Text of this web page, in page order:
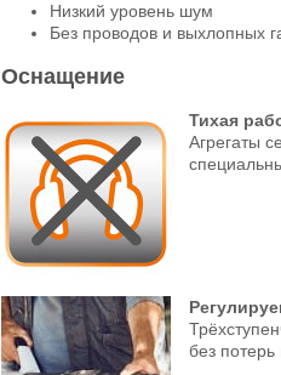
Низкий уровень шум
Без проводов и выхлопных
Оснащение
Тихая
Агрегаты
без потерь